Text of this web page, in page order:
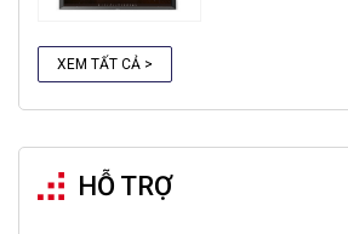
XEM TẤT CẢ >
HỖ TRỢ